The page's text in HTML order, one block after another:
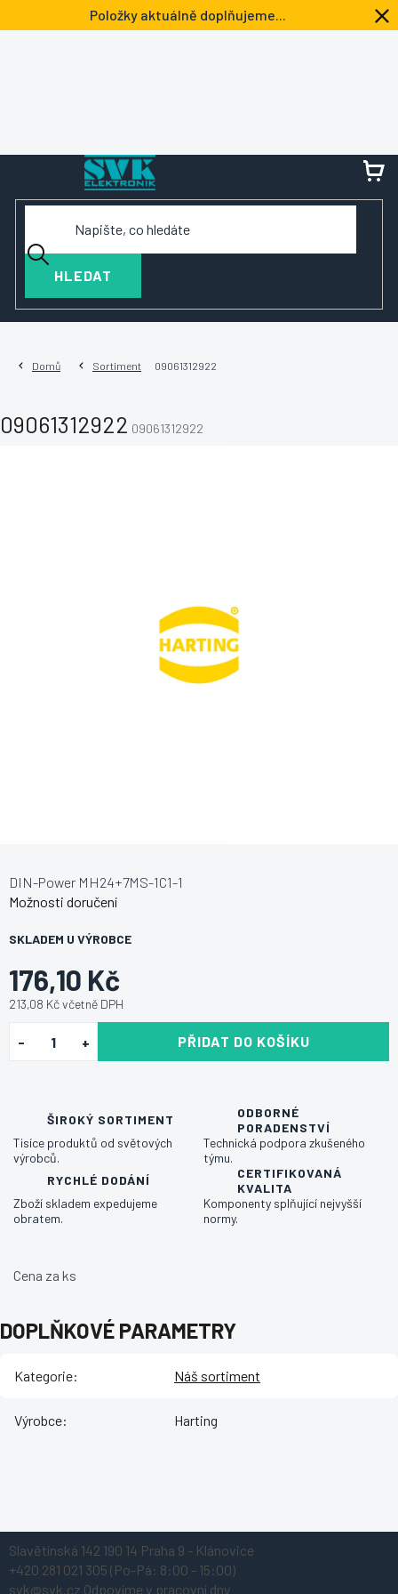
na
Položky aktuálně doplňujeme...
HLEDAT
Domů Sortiment 09061312922
09061312922 09061312922
176,10 Kč
213,08 Kč včetně DPH
SKLADEM U VÝROBCE
Možnosti doručení
PŘIDAT DO KOŠÍKU
DIN-Power MH24+7MS-1C1-1
ŠIROKÝ SORTIMENT
Tisíce produktů od světových
výrobců.
ODBORNÉ
PORADENSTVÍ
Technická podpora zkušeného
týmu.
RYCHLÉ DODÁNÍ
Zboží skladem expedujeme
obratem.
CERTIFIKOVANÁ
KVALITA
Komponenty splňující nejvyšší
normy.
Cena za ks
DOPLŇKOVÉ PARAMETRY
Kategorie: Náš sortiment
Výrobce: Harting
Slavětínská 142 190 14 Praha 9 - Klánovice
+420 281 021 305 (Po-Pá: 8:00 - 15:00)
svk@svk.cz Odpovíme v pracovní dny